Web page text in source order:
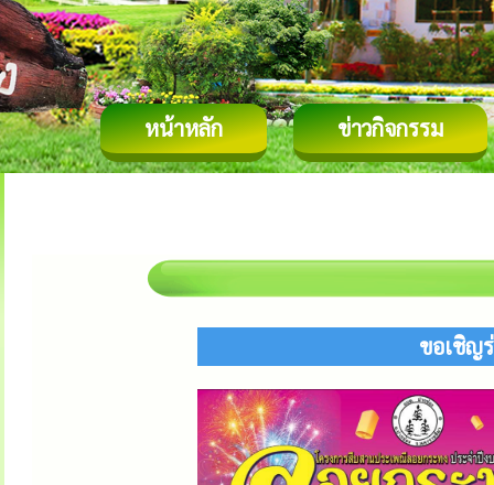
หน้าหลัก ข่าวกิจกรรม
ขอเชิญ